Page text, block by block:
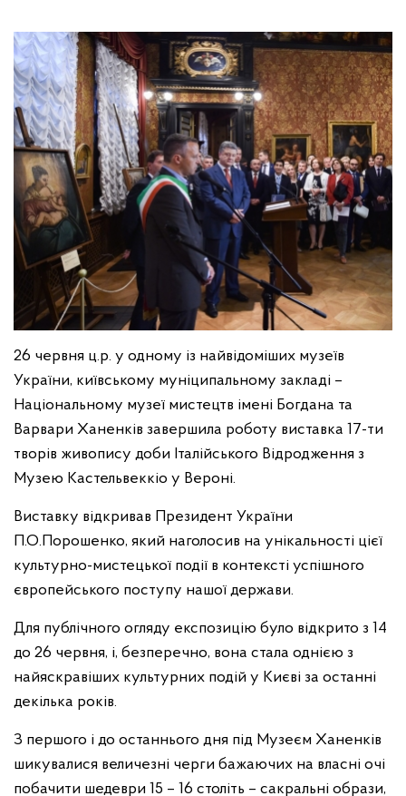
26 червня ц.р. у одному із найвідоміших музеїв
України, київському муніципальному закладі –
Національному музеї мистецтв імені Богдана та
Варвари Ханенків завершила роботу виставка 17-ти
творів живопису доби Італійського Відродження з
Музею Кастельвеккіо у Вероні.
Виставку відкривав Президент України
П.О.Порошенко, який наголосив на унікальності цієї
культурно-мистецької події в контексті успішного
європейського поступу нашої держави.
Для публічного огляду експозицію було відкрито з 14
до 26 червня, і, безперечно, вона стала однією з
найяскравіших культурних подій у Києві за останні
декілька років.
З першого і до останнього дня під Музеєм Ханенків
шикувалися величезні черги бажаючих на власні очі
побачити шедеври 15 – 16 століть – сакральні образи,